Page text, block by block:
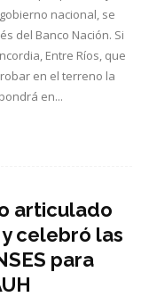
nacional, se
del Banco Nación. Si
Entre Ríos, que
en el terreno la
en...
articulado
celebró las
para